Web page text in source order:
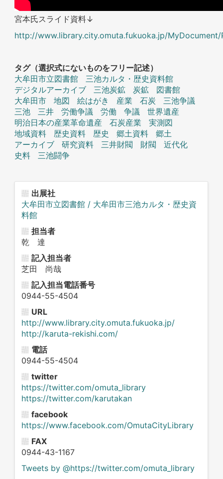
宮本氏スライド資料↓
http://www.library.city.omuta.fukuoka.jp/MyDocument/
タグ（選択式にないものをフリー記述）
大牟田市立図書館
三池カルタ・歴史資料館
デジタルアーカイブ
三池炭鉱 炭鉱
図書館
大牟田市
地図 絵はがき 産業 石炭
三池争議
三池
三井 労働争議 労働 争議
世界遺産
明治日本の産業革命遺産
石炭産業
実測図
地域資料
歴史資料 歴史 郷土資料
郷土
アーカイブ
研究資料 三井財閥 財閥
近代化
史料
三池闘争
出展社
大牟田市立図書館 / 大牟田市三池カルタ・歴史資
料館
担当者
乾 達
記入担当者
芝田 尚哉
記入担当電話番号
0944-55-4504
URL
http://www.library.city.omuta.fukuoka.jp/
http://karuta-rekishi.com/
電話
0944-55-4504
twitter
https://twitter.com/omuta_library
https://twitter.com/karutakan
facebook
https://www.facebook.com/OmutaCityLibrary
FAX
0944-43-1167
Tweets by @https://twitter.com/omuta_library